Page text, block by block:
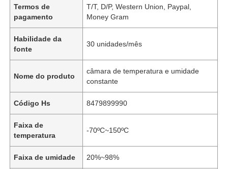
Termos de
pagamento
T/T, D/P, Western Union, Paypal,
Money Gram
Habilidade da
fonte
30 unidades/mês
Nome do produto
câmara de temperatura e umidade
constante
Código Hs 8479899990
Faixa de
temperatura
-70ºC~150ºC
Faixa de umidade 20%~98%